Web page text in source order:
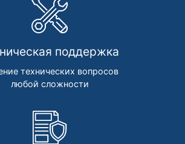
поддержка
технических вопросов
любой сложности